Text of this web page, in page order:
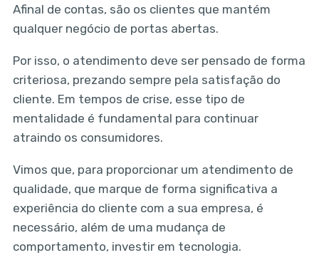
Afinal de contas, são os clientes que mantém
qualquer negócio de portas abertas.
Por isso, o atendimento deve ser pensado de forma
criteriosa, prezando sempre pela satisfação do
cliente. Em tempos de crise, esse tipo de
mentalidade é fundamental para continuar
atraindo os consumidores.
Vimos que, para proporcionar um atendimento de
qualidade, que marque de forma significativa a
experiência do cliente com a sua empresa, é
necessário, além de uma mudança de
comportamento, investir em tecnologia.